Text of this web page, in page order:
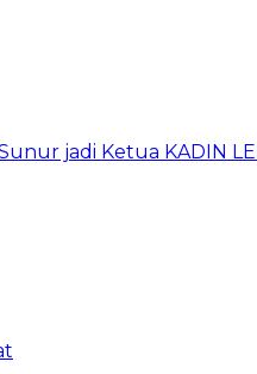
jadi Ketua KADIN